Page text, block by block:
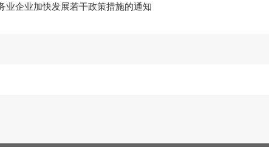
业企业加快发展若干政策措施的通知
大会暨校友捐赠仪式